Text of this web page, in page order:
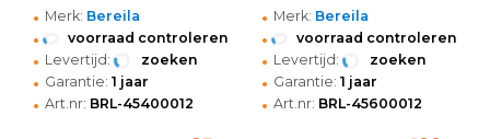
• Merk: Bereila
• voorraad controleren
• Levertijd: zoeken
• Garantie: 1 jaar
• Art.nr: BRL-45400012
• Merk: Bereila
• voorraad controleren
• Levertijd: zoeken
• Garantie: 1 jaar
• Art.nr: BRL-45600012